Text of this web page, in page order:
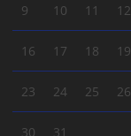
9 10 11 12
16 17 18 19
23 24 25 26
30 31